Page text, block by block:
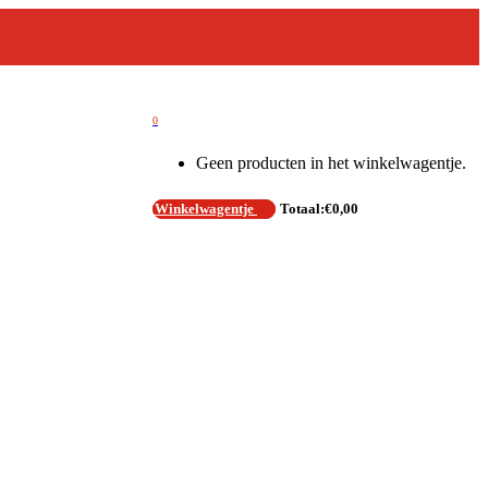
0
Geen producten in het winkelwagentje.
Winkelwagentje Totaal:€0,00